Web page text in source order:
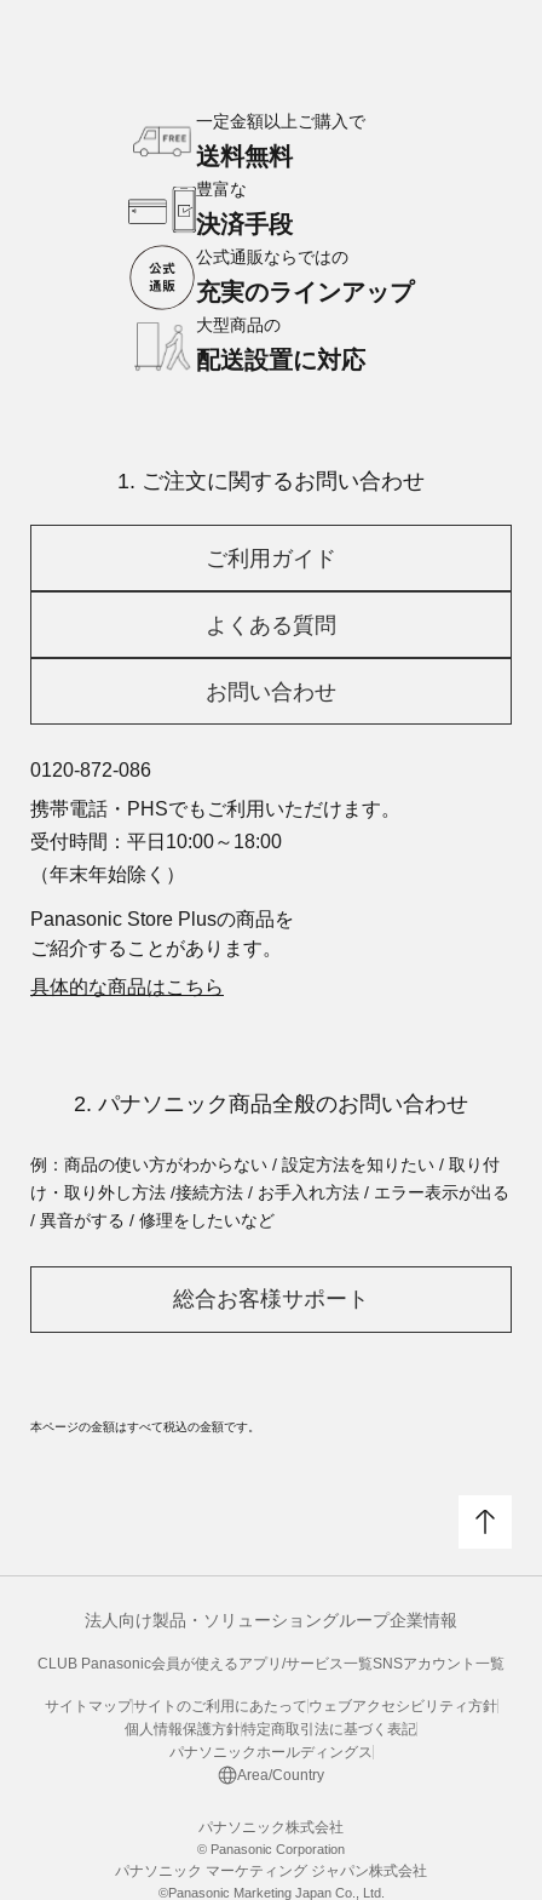
一定金額以上ご購入で
送料無料
豊富な
決済手段
公式通販ならではの
充実のラインアップ
大型商品の
配送設置に対応
1. ご注文に関するお問い合わせ
ご利用ガイド
よくある質問
お問い合わせ
0120-872-086
携帯電話・PHSでもご利用いただけます。
受付時間：平日10:00～18:00
（年末年始除く）
Panasonic Store Plusの商品を
ご紹介することがあります。
具体的な商品はこちら
2. パナソニック商品全般のお問い合わせ
例：商品の使い方がわからない / 設定方法を知りたい / 取り付
け・取り外し方法 /接続方法 / お手入れ方法 / エラー表示が出る
/ 異音がする / 修理をしたいなど
総合お客様サポート
本ページの金額はすべて税込の金額です。
法人向け製品・ソリューショングループ企業情報
CLUB Panasonic会員が使えるアプリ/サービス一覧SNSアカウント一覧
サイトマップサイトのご利用にあたって ウェブアクセシビリティ方針
個人情報保護方針特定商取引法に基づく表記
パナソニックホールディングス
Area/Country
パナソニック株式会社
© Panasonic Corporation
パナソニック マーケティング ジャパン株式会社
©Panasonic Marketing Japan Co., Ltd.